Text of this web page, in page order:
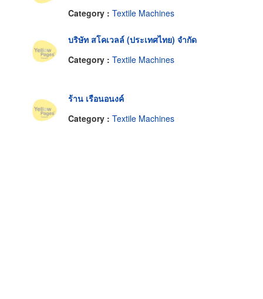
Category : Textile Machines
บริษัท สโคเวลล์ (ประเทศไทย) จำกัด
Category : Textile Machines
ร้าน เรือนอนงค์
Category : Textile Machines